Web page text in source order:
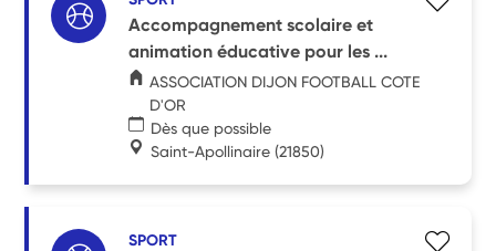
Accompagnement scolaire et
animation éducative pour les ...
ASSOCIATION DIJON FOOTBALL COTE
D'OR
Dès que possible
Saint-Apollinaire (21850)
SPORT